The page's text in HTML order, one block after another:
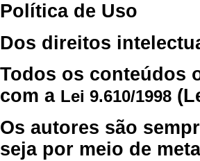
Política de Uso
Dos direitos
Todos os conteúdos
com a Lei 9.610/1998
Os autores são
seja por meio de